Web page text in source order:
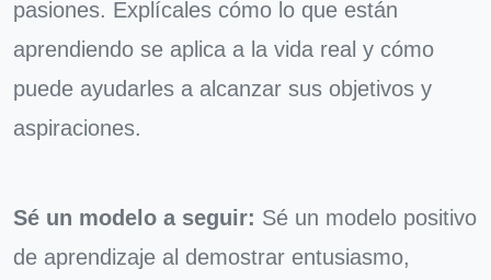
pasiones. Explícales cómo lo que están
aprendiendo se aplica a la vida real y cómo
puede ayudarles a alcanzar sus objetivos y
aspiraciones.
Sé un modelo a seguir: Sé un modelo positivo
de aprendizaje al demostrar entusiasmo,